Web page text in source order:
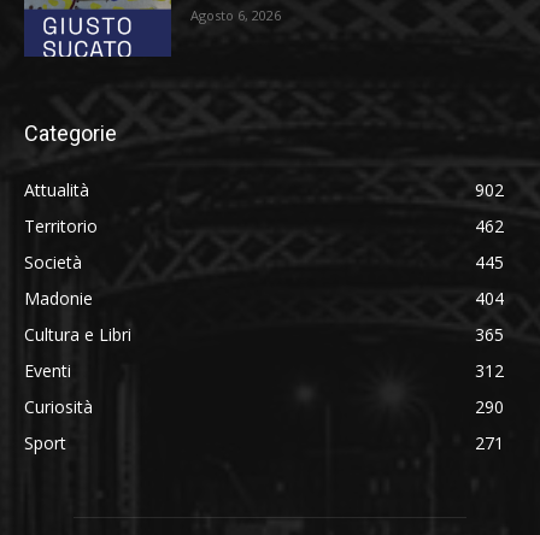
Agosto 6, 2026
Categorie
Attualità
902
Territorio
462
Società
445
Madonie
404
Cultura e Libri
365
Eventi
312
Curiosità
290
Sport
271